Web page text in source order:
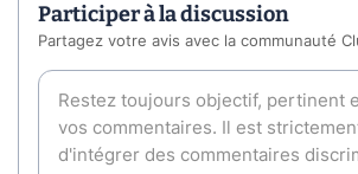
Participer à la discussion
Partagez votre avis avec la communauté